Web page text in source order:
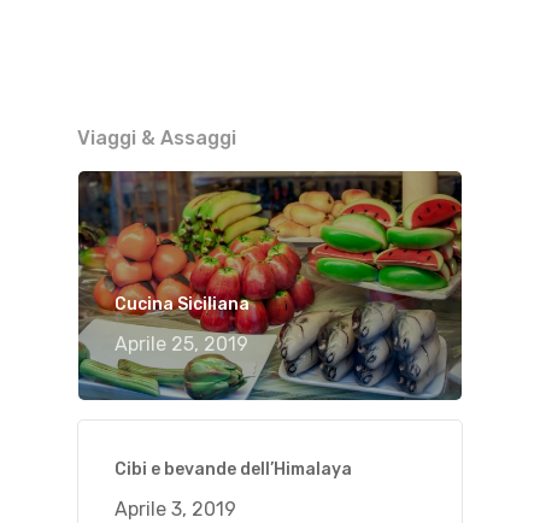
Viaggi & Assaggi
Cucina Siciliana
Aprile 25, 2019
Cibi e bevande dell’Himalaya
Aprile 3, 2019